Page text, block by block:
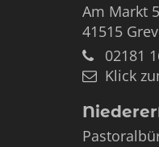
Am Markt 5
41515
02181
Klick